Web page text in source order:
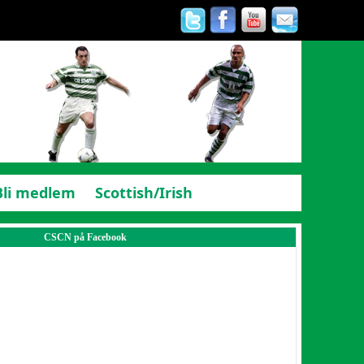
medlem Scottish/Irish
CSCN på Facebook